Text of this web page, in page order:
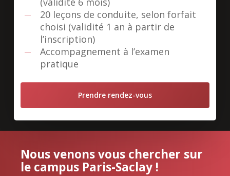
20 leçons de conduite, selon forfait
choisi (validité 1 an à partir de
l’inscription)
Accompagnement à l’examen
pratique
Prendre rendez-vous
Nous venons vous chercher sur
le campus Paris-Saclay !